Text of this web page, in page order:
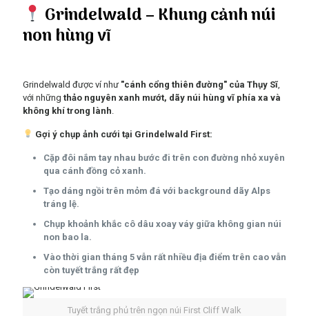
Grindelwald – Khung cảnh núi
non hùng vĩ
Grindelwald được ví như "cánh cổng thiên đường" của Thụy Sĩ
với những thảo nguyên xanh mướt, dãy núi hùng vĩ phía xa và
không khí trong lành
Gợi ý chụp ảnh cưới tại Grindelwald First:
Cặp đôi nắm tay nhau bước đi trên con đường nhỏ xuyên
qua cánh đồng cỏ xanh.
Tạo dáng ngồi trên mỏm đá với background dãy Alps
tráng lệ.
Chụp khoảnh khắc cô dâu xoay váy giữa không gian núi
non bao la.
Vào thời gian tháng 5 vẫn rất nhiều địa điểm trên cao vẫn
còn tuyết trắng rất đẹp
Tuyết trắng phủ trên ngọn núi First Cliff Walk